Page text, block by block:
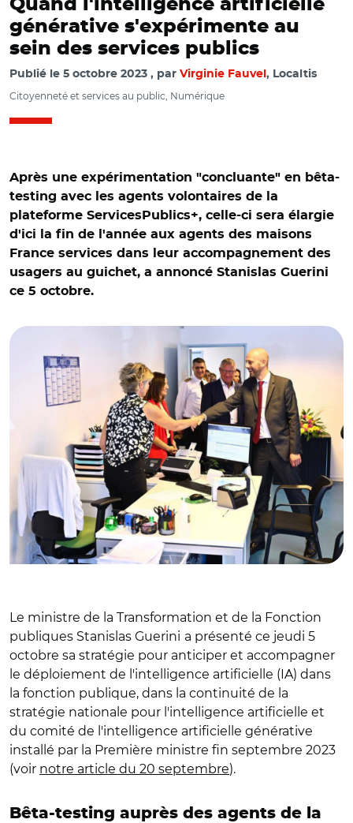
Quand l'intelligence artificielle
générative s'expérimente au
sein des services publics
Publié le 5 octobre 2023 par Virginie Fauvel , Localtis
Citoyenneté et services au public, Numérique
Après une expérimentation "concluante" en bêta-
testing avec les agents volontaires de la
plateforme ServicesPublics+, celle-ci sera élargie
d'ici la fin de l'année aux agents des maisons
France services dans leur accompagnement des
usagers au guichet, a annoncé Stanislas Guerini
ce 5 octobre.
© @StanGuerini/ Stanislas Guerini avec une agente France
Le ministre de la Transformation et de la Fonction
publiques Stanislas Guerini a présenté ce jeudi 5
octobre sa stratégie pour anticiper et accompagner
le déploiement de l'intelligence artificielle (IA) dans
la fonction publique, dans la continuité de la
stratégie nationale pour l'intelligence artificielle et
du comité de l'intelligence artificielle générative
installé par la Première ministre fin septembre 2023
(voir notre article du 20 septembre).
Bêta-testing auprès des agents de la